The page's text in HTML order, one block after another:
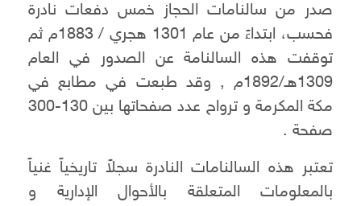
صدر من سالنامات الحجاز خمس دفعات نادرة
فحسب، ابتداءً من عام 1301 هجري / 1883م ثم
توقفت هذه السالنامة عن الصدور في العام
1309هـ/1892م , وقد طبعت في مطابع في
مكة المكرمة و ترواح عدد صفحاتها بين 130-300
صفحة .
تعتبر هذه السالنامات النادرة سجلاً تاريخياً غنياً
بالمعلومات المتعلقة بالأحوال الإدارية و